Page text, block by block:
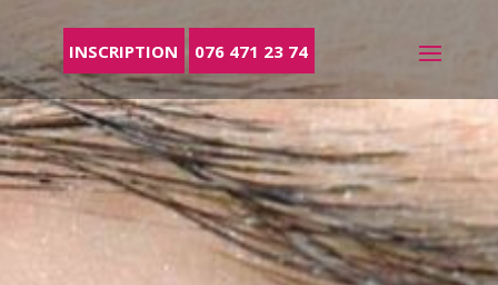
INSCRIPTION 076 471 23 74